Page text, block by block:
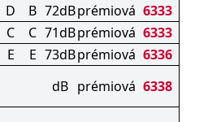
D B 72dBprémiová 6333
C C 71dBprémiová 6333
E E 73dBprémiová 6336
dB prémiová 6338